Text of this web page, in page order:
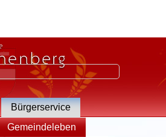
Bürgerservice
Gemeindeleben